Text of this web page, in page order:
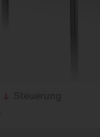
Steuerung